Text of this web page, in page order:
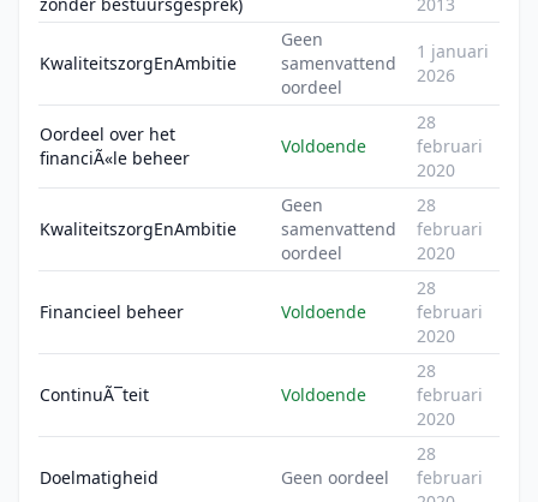
KwaliteitszorgEnAmbitie
Geen
samenvattend
oordeel
1 januari
2026
Oordeel over het
financiÃ«le beheer
Voldoende
28
februari
2020
KwaliteitszorgEnAmbitie
Geen
samenvattend
oordeel
28
februari
2020
Financieel beheer Voldoende
28
februari
2020
ContinuÃ¯teit Voldoende
28
februari
2020
Doelmatigheid Geen oordeel
28
februari